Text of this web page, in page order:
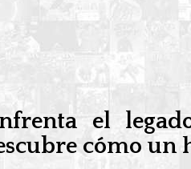
el
cómo un